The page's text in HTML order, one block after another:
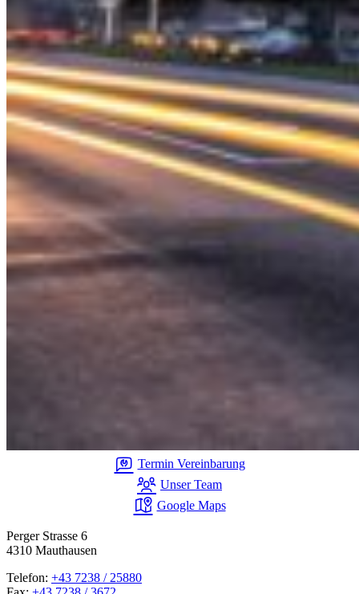
Termin Vereinbarung
Unser Team
Google Maps
Perger Strasse 6
4310 Mauthausen
Telefon: +43 7238 / 25880